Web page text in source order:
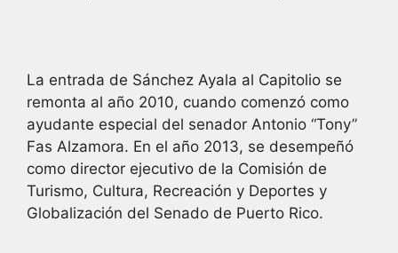
La entrada de Sánchez Ayala al Capitolio se
remonta al año 2010, cuando comenzó como
ayudante especial del senador Antonio “Tony”
Fas Alzamora. En el año 2013, se desempeñó
como director ejecutivo de la Comisión de
Turismo, Cultura, Recreación y Deportes y
Globalización del Senado de Puerto Rico.